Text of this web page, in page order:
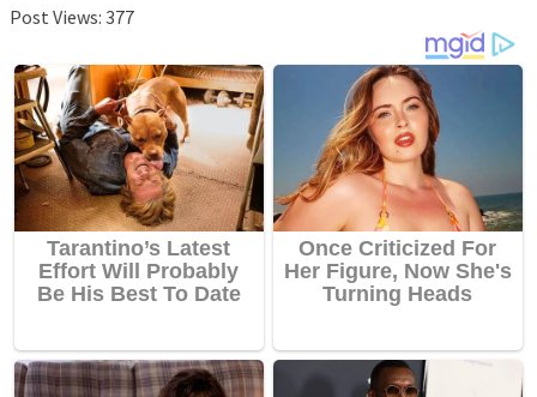
Post Views: 377